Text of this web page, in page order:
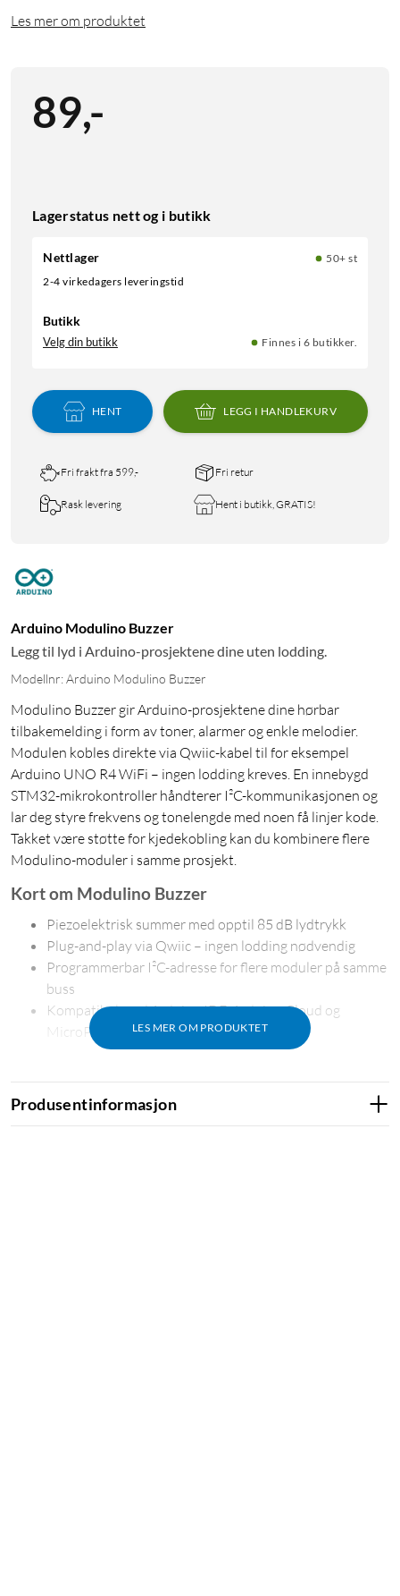
Les mer om produktet
89,-
Lagerstatus nett og i butikk
Nettlager
50+ st
2-4 virkedagers leveringstid
Butikk
Velg din butikk Finnes i 6 butikker.
HENT LEGG I HANDLEKURV
Fri frakt fra 599,- Fri retur
Rask levering Hent i butikk, GRATIS!
Arduino Modulino Buzzer
Legg til lyd i Arduino-prosjektene dine uten lodding.
Modellnr: Arduino Modulino Buzzer
Modulino Buzzer gir Arduino-prosjektene dine hørbar
tilbakemelding i form av toner, alarmer og enkle melodier.
Modulen kobles direkte via Qwiic-kabel til for eksempel
Arduino UNO R4 WiFi – ingen lodding kreves. En innebygd
STM32-mikrokontroller håndterer I²C-kommunikasjonen og
lar deg styre frekvens og tonelengde med noen få linjer kode.
Takket være støtte for kjedekobling kan du kombinere flere
Modulino-moduler i samme prosjekt.
LES MER OM PRODUKTET
Kort om Modulino Buzzer
Piezoelektrisk summer med opptil 85 dB lydtrykk
Plug-and-play via Qwiic – ingen lodding nødvendig
Programmerbar I²C-adresse for flere moduler på samme
buss
Kompatibel med Arduino IDE, Arduino Cloud og
MicroPython
Hørbar tilbakemelding for prosjektene dine
Produsentinformasjon